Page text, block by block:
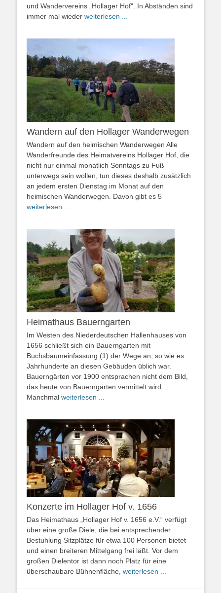
und Wandervereins „Hollager Hof“. In Abständen sind
immer mal wieder weiterlesen ...
Wandern auf den Hollager Wanderwegen
Wandern auf den heimischen Wanderwegen Alle
Wanderfreunde des Heimatvereins Hollager Hof, die
nicht nur einmal monatlich Sonntags zu Fuß
unterwegs sein wollen, tun dieses deshalb zusätzlich
an jedem ersten Dienstag im Monat auf den
heimischen Wanderwegen. Davon gibt es 5
weiterlesen ...
Heimathaus Bauerngarten
Im Westen des Niederdeutschen Hallenhauses von
1656 schließt sich ein Bauerngarten mit
Buchsbaumeinfassung (1) der Wege an, so wie es
Jahrhunderte an diesen Gebäuden üblich war.
Bauerngärten vor 1900 entsprachen nicht dem Bild,
das heute von Bauerngärten vermittelt wird.
Manchmal weiterlesen ...
Konzerte im Hollager Hof v. 1656
Das Heimathaus „Hollager Hof v. 1656 e.V.“ verfügt
über eine große Diele, die bei entsprechender
Bestuhlung Sitzplätze für etwa 100 Personen bietet
und einen breiteren Mittelgang frei läßt. Vor dem
großen Dielentor ist dann noch Platz für eine
überschaubare Bühnenfläche, weiterlesen ...